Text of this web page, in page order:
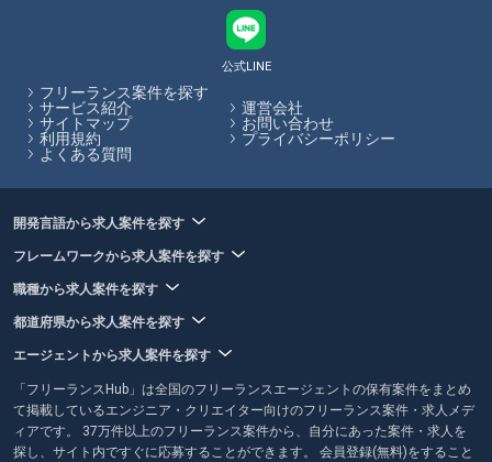
慮してエージェントを選ぶことがおすすめです。フリーランスHubで
は、フリーランスエージェントの各特徴やおすすめポイントの閲覧、エ
ージェントへの応募を一括で行うことができます。
フリーランスHubはお客様のフリーランス案件探しを最大限サポートし
ていきます。
公式LINE
フリーランス案件を探す
サービス紹介
運営会社
サイトマップ
お問い合わせ
利用規約
プライバシーポリシー
よくある質問
開発言語から求人案件を探す
フレームワークから求人案件を探す
職種から求人案件を探す
都道府県から求人案件を探す
エージェントから求人案件を探す
「フリーランスHub」は全国のフリーランスエージェントの保有案件をまとめ
て掲載しているエンジニア・クリエイター向けのフリーランス案件・求人メデ
ィアです。 37万件以上のフリーランス案件から、自分にあった案件・求人を
探し、サイト内ですぐに応募することができます。 会員登録(無料)をすること